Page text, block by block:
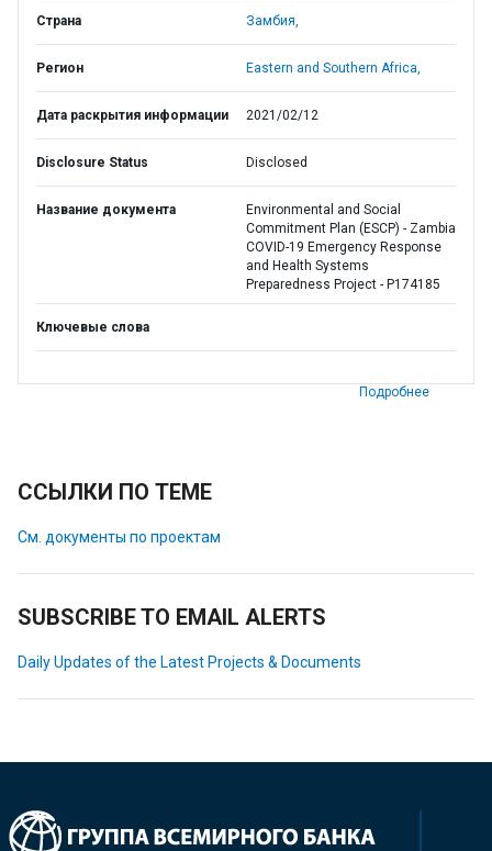
Страна Замбия,
Регион Eastern and Southern Africa,
Дата раскрытия информации 2021/02/12
Disclosure Status Disclosed
Название документа
Environmental and Social
Commitment Plan (ESCP) - Zambia
COVID-19 Emergency Response
and Health Systems
Preparedness Project - P174185
Ключевые слова
Подробнее
ССЫЛКИ ПО ТЕМЕ
См. документы по проектам
SUBSCRIBE TO EMAIL ALERTS
Daily Updates of the Latest Projects & Documents